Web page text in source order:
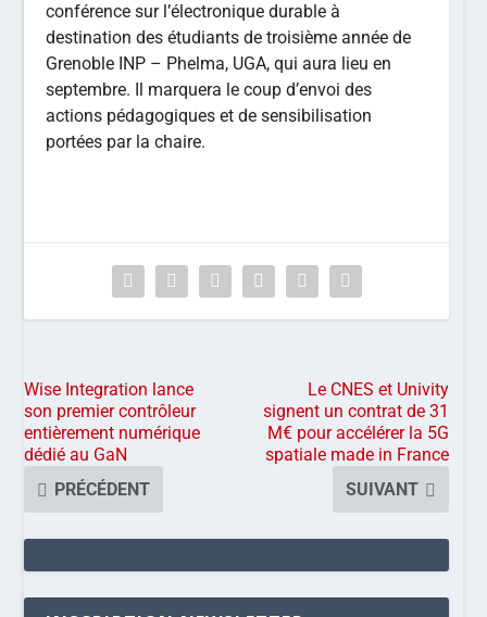
conférence sur l’électronique durable à
destination des étudiants de troisième année de
Grenoble INP – Phelma, UGA, qui aura lieu en
septembre. Il marquera le coup d’envoi des
actions pédagogiques et de sensibilisation
portées par la chaire.
Wise Integration lance
son premier contrôleur
entièrement numérique
dédié au GaN
PRÉCÉDENT
Le CNES et Univity
signent un contrat de 31
M€ pour accélérer la 5G
spatiale made in France
SUIVANT